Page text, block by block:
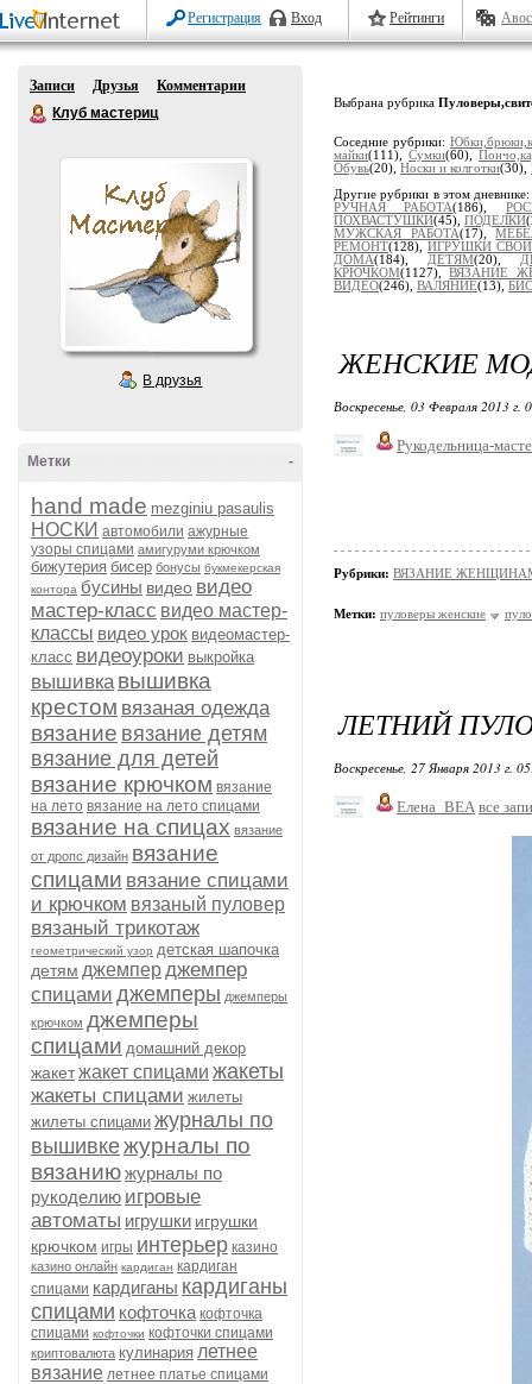
Регистрация Вход Рейтинги
Записи Друзья
Комментарии
Клуб мастериц
В друзья
-
Метки
hand made mezginiu pasaulis
НОСКИ автомобили ажурные
узоры спицами амигуруми крючком
бижутерия бисер бонусы букмекерская
контора бусины видео видео
мастер-класс видео мастер-
классы видео урок видеомастер-
класс видеоуроки выкройка
вышивка вышивка
крестом вязаная одежда
вязание вязание детям
вязание для детей
вязание крючком вязание
на лето вязание на лето спицами
вязание на спицах вязание
от дропс дизайн вязание
спицами вязание спицами
и крючком вязаный пуловер
вязаный трикотаж
геометрический узор детская шапочка
детям джемперджемпер
спицами джемперы джемперы
крючком джемперы
спицами домашний декор
жакетжакет спицами жакеты
жакеты спицами жилеты
жилеты спицами журналы по
вышивкежурналы по
вязаниюжурналы по
рукоделию игровые
автоматы игрушки игрушки
крючком игры интерьер казино
казино онлайн кардиган кардиган
спицами кардиганы кардиганы
спицами кофточка кофточка
спицами кофточки кофточки спицами
криптовалюта кулинария летнее
вязание летнее платье спицами
Выбрана рубрика
Соседние рубрики:
майки(111), Сумки(60),
Обувь(20), Носки и колготки(30),
Другие рубрики в этом
РУЧНАЯ РАБОТА(186),
ПОХВАСТУШКИ(45),ПОДЕЛКИ
МУЖСКАЯ РАБОТА(17),
РЕМОНТ(128), ИГРУШКИ
ДОМА(184), ДЕТЯМ(20),
КРЮЧКОМ(1127),ВЯЗАНИЕ
ВИДЕО(246), ВАЛЯНИЕ(13),
ЖЕНСКИЕ
Воскресенье, 03 Февраля 2013 г.
Рукодельница-
Рубрики: ВЯЗАНИЕ ЖЕНЩИНАМ/
Метки: пуловеры женские
ЛЕТНИЙ
Воскресенье, 27 Января 2013 г.
Елена_ВЕА все